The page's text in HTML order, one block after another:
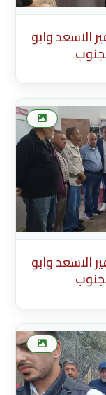
الاسعد وابو
listings
الاسعد وابو
listings